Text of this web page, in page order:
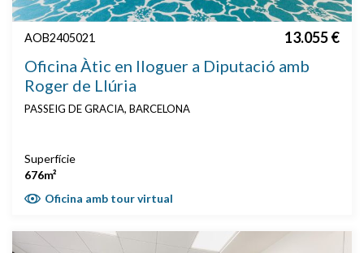
AOB2405021 13.055 €
Oficina Àtic en lloguer a Diputació amb
Roger de Llúria
PASSEIG DE GRACIA, BARCELONA
Superfície
676m²
Oficina amb tour virtual